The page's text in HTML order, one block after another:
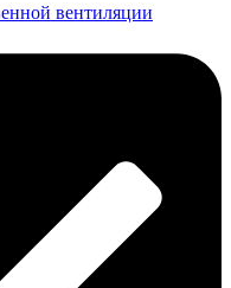
вентиляции